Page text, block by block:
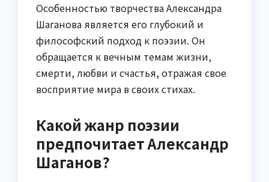
Особенностью творчества Александра
Шаганова является его глубокий и
философский подход к поэзии. Он
обращается к вечным темам жизни,
смерти, любви и счастья, отражая свое
восприятие мира в своих стихах.
Какой жанр поэзии
предпочитает Александр
Шаганов?